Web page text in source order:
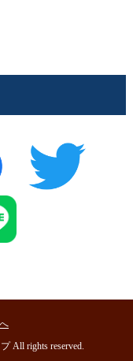
All rights reserved.